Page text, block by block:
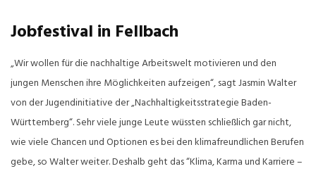
Jobfestival in Fellbach
„Wir wollen für die nachhaltige Arbeitswelt motivieren und den
jungen Menschen ihre Möglichkeiten aufzeigen“, sagt Jasmin Walter
von der Jugendinitiative der „Nachhaltigkeitsstrategie Baden-
Württemberg“. Sehr viele junge Leute wüssten schließlich gar nicht,
wie viele Chancen und Optionen es bei den klimafreundlichen Berufen
gebe, so Walter weiter. Deshalb geht das “Klima, Karma und Karriere –